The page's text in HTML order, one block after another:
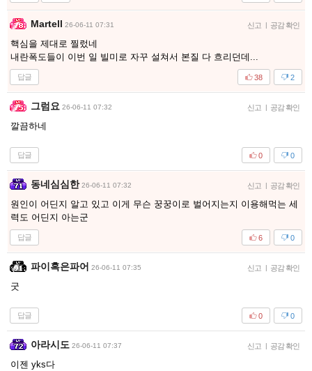
Martell 26-06-11 07:31 신고 | 공감 확인
핵심을 제대로 찔렀네
내란폭도들이 이번 일 빌미로 자꾸 설쳐서 본질 다 흐리던데...
답글 2
38
그럼요 26-06-11 07:32 신고 | 공감 확인
깔끔하네
답글 0
0
동네심심한 26-06-11 07:32 신고 | 공감 확인
원인이 어딘지 알고 있고 이게 무슨 꿍꿍이로 벌어지는지 이용해먹는 세
력도 어딘지 아는군
답글 0
6
파이혹은파어 26-06-11 07:35 신고 | 공감 확인
굿
답글 0
0
아라시도 26-06-11 07:37 신고 | 공감 확인
이젠 yks다